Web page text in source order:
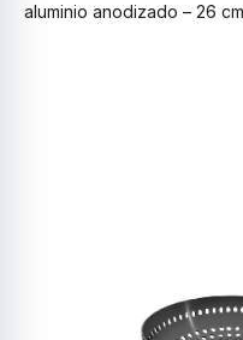
aluminio anodizado – 26